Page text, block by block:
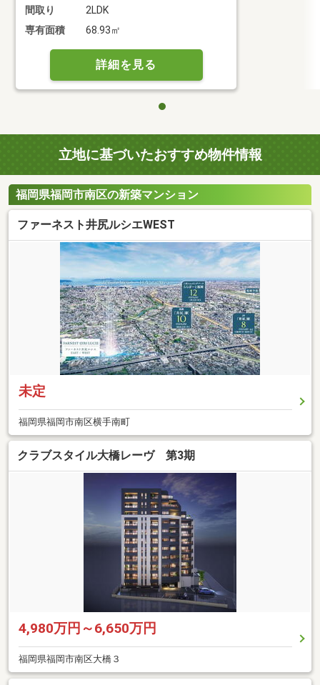
間取り
2LDK
専有面積
68.93㎡
詳細を見る
立地に基づいたおすすめ物件情報
福岡県福岡市南区の新築マンション
ファーネスト井尻ルシエWEST
未定
福岡県福岡市南区横手南町
クラブスタイル大橋レーヴ 第3期
4,980万円～6,650万円
福岡県福岡市南区大橋３